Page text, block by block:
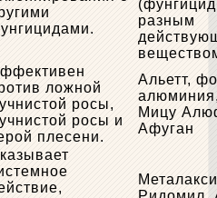
разным
ложной
росы,
росы и
плесени.
Альетт,
Мицу
Афуган